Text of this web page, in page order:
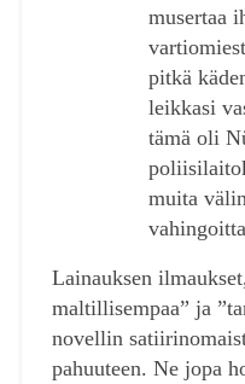
musertaa
pitkä
leikkasi
tämä oli
muita
Lainauksen
maltillisempaa” ja
novellin
pahuuteen. Ne jopa